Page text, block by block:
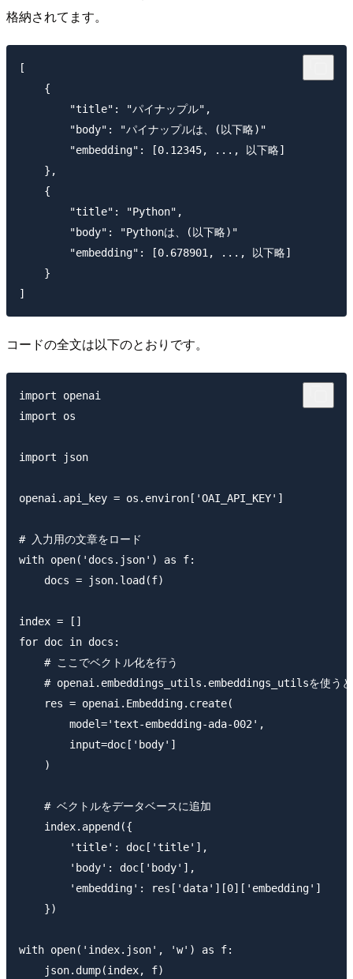
格納されてます。
[
    {
        "title": "パイナップル",
        "body": "パイナップルは、(以下略)"
        "embedding": [0.12345, ..., 以下略]
    },
    {
        "title": "Python",
        "body": "Pythonは、(以下略)"
        "embedding": [0.678901, ..., 以下略]
    }
コードの全文は以下のとおりです。
import openai
import os
import json
openai.api_key = os.environ['OAI_API_KEY']
# 入力用の文章をロード
with open('docs.json') as f:
    docs = json.load(f)
index = []
for doc in docs:
    # ここでベクトル化を行う
# openai.embeddings_utils.embeddings_utilsを使うと
    res = openai.Embedding.create(
        model='text-embedding-ada-002',
        input=doc['body']
    )
    # ベクトルをデータベースに追加
    index.append({
        'title': doc['title'],
        'body': doc['body'],
        'embedding': res['data'][0]['embedding']
    })
with open('index.json', 'w') as f: